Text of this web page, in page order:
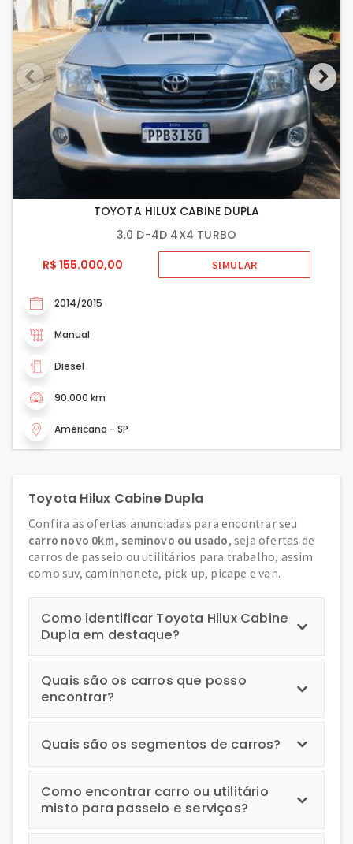
TOYOTA HILUX CABINE DUPLA
3.0 D-4D 4X4 TURBO
R$ 155.000,00
SIMULAR
2014/2015
Manual
Diesel
90.000 km
Americana - SP
Toyota Hilux Cabine Dupla
Confira as ofertas anunciadas para encontrar seu
carro novo 0km, seminovo ou usado, seja ofertas de
carros de passeio ou utilitários para trabalho, assim
como suv, caminhonete, pick-up, picape e van.
Como identificar Toyota Hilux Cabine
Dupla em destaque?
Quais são os carros que posso
encontrar?
Quais são os segmentos de carros?
Como encontrar carro ou utilitário
misto para passeio e serviços?